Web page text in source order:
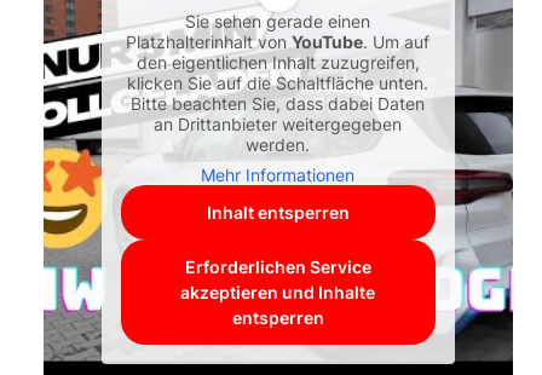
Sie sehen gerade einen
Platzhalterinhalt vonYouTube. Um auf
den eigentlichen Inhalt zuzugreifen,
klicken Sie auf die Schaltfläche unten.
Bitte beachten Sie, dass dabei Daten
an Drittanbieter weitergegeben
werden.
Mehr Informationen
Inhalt entsperren
Erforderlichen Service
akzeptieren und Inhalte
entsperren